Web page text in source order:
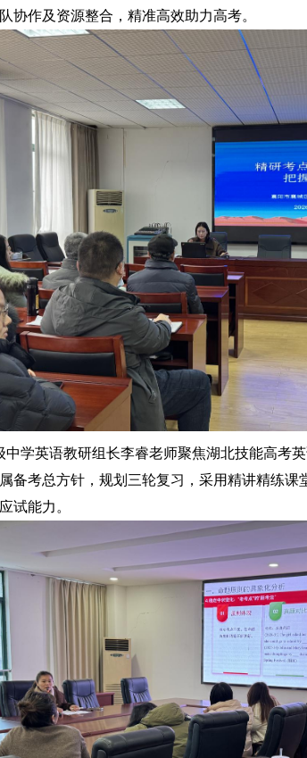
协作及资源整合，精准高效助力高考。
中学英语教研组长李睿老师聚焦湖北技能高考
备考总方针，规划三轮复习，采用精讲精练
试能力。